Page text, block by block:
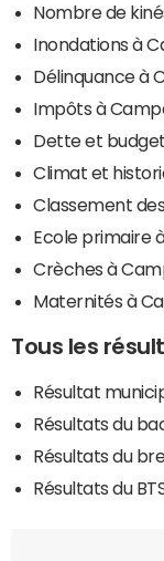
Nombre de
Inondations à
Délinquance à
Impôts à
Dette et
Climat et
Classement
Ecole primaire
Crèches à
Maternités à
Tous les
Résultat
Résultats du
Résultats du
Résultats du